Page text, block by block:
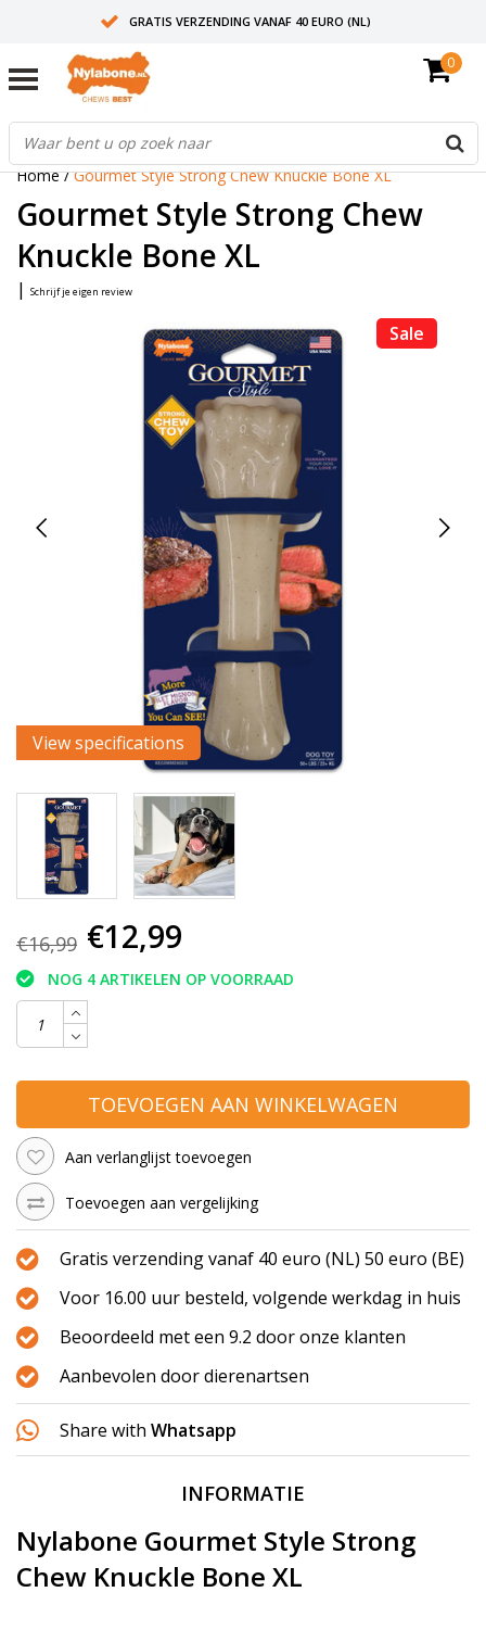
GRATIS VERZENDING VANAF 40 EURO (NL)
0
Home/Gourmet Style Strong Chew Knuckle Bone XL
Gourmet Style Strong Chew
Knuckle Bone XL
| Schrijf je eigen review
Sale
View specifications
€16,99 €12,99
NOG 4 ARTIKELEN OP VOORRAAD
TOEVOEGEN AAN WINKELWAGEN
Aan verlanglijst toevoegen
Toevoegen aan vergelijking
Gratis verzending vanaf 40 euro (NL) 50 euro (BE)
Voor 16.00 uur besteld, volgende werkdag in huis
Beoordeeld met een 9.2 door onze klanten
Aanbevolen door dierenartsen
Share with Whatsapp
INFORMATIE
Nylabone Gourmet Style Strong
Chew Knuckle Bone XL